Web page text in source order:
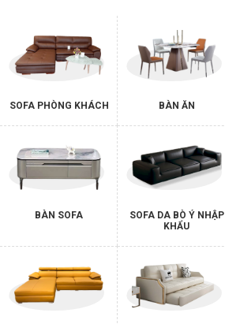
SOFA PHÒNG KHÁCH BÀN ĂN
BÀN SOFA
SOFA DA BÒ Ý NHẬP
KHẨU